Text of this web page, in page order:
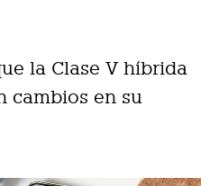
la Clase V híbrida
cambios en su